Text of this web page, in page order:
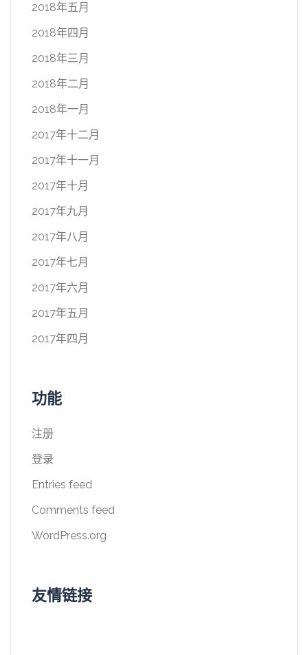
2018年五月
2018年四月
2018年三月
2018年二月
2018年一月
2017年十二月
2017年十一月
2017年十月
2017年九月
2017年八月
2017年七月
2017年六月
2017年五月
2017年四月
功能
注册
登录
Entries feed
Comments feed
WordPress.org
友情链接